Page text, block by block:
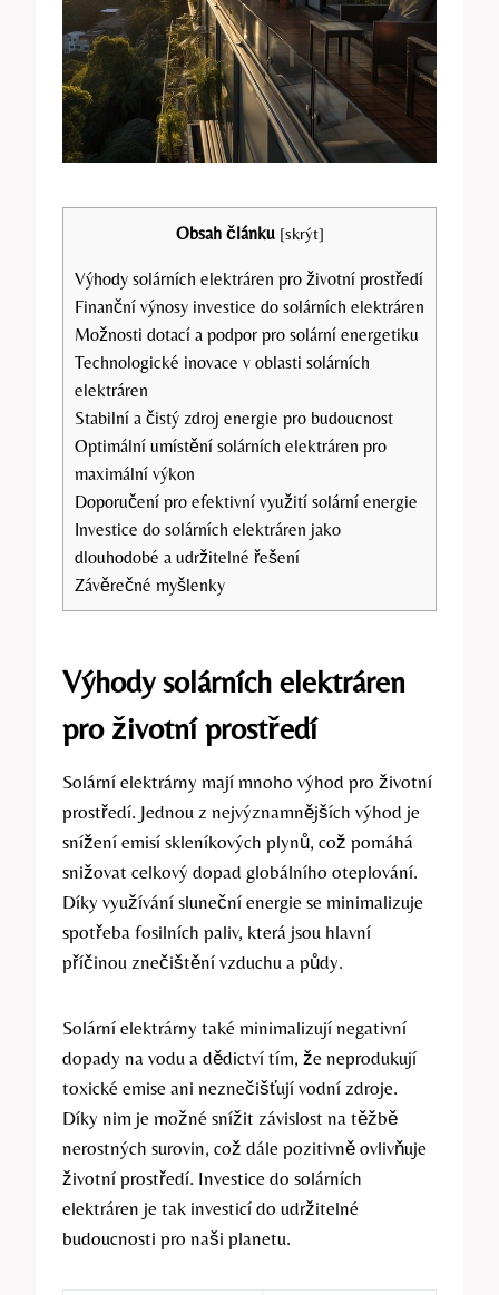
Obsah článku [skrýt]
Výhody solárních elektráren pro životní prostředí
Finanční výnosy investice do solárních elektráren
Možnosti dotací a podpor pro solární energetiku
Technologické inovace v oblasti solárních
elektráren
Stabilní a čistý zdroj energie pro budoucnost
Optimální umístění solárních elektráren pro
maximální výkon
Doporučení pro efektivní využití solární energie
Investice do solárních elektráren jako
dlouhodobé a udržitelné řešení
Závěrečné myšlenky
Výhody solárních elektráren
pro životní prostředí
Solární elektrárny mají mnoho výhod pro životní
prostředí. Jednou z nejvýznamnějších výhod je
snížení emisí skleníkových plynů, což pomáhá
snižovat celkový dopad globálního oteplování.
Díky využívání sluneční energie se minimalizuje
spotřeba fosilních paliv, která jsou hlavní
příčinou znečištění vzduchu a půdy.
Solární elektrárny také minimalizují negativní
dopady na vodu a dědictví tím, že neprodukují
toxické emise ani neznečišťují vodní zdroje.
Díky nim je možné snížit závislost na těžbě
nerostných surovin, což dále pozitivně ovlivňuje
životní prostředí. Investice do solárních
elektráren je tak investicí do udržitelné
budoucnosti pro naši planetu.